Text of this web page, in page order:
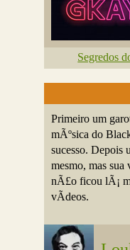
Segredos
Primeiro um
mÃºsica do
sucesso. Depois
mesmo, mas
nÃ£o ficou lÃ¡
vÃ­deos.